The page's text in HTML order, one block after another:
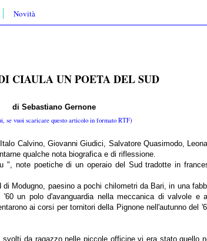
Novità
CIAULA UN POETA DEL SUD
di Sebastiano Gernone
se vuoi scaricare questo articolo in formato RTF)
Calvino, Giovanni Giudici, Salvatore Quasimodo,
qualche nota biografica e di riflessione.
note poetiche di un operaio del Sud tradotte in
Modugno, paesino a pochi chilometri da Bari, in una
un polo d'avanguardia nella meccanica di valvole e
ai corsi per tornitori della Pignone nell'autunno del
da ragazzo nelle piccole officine vi era stato quello